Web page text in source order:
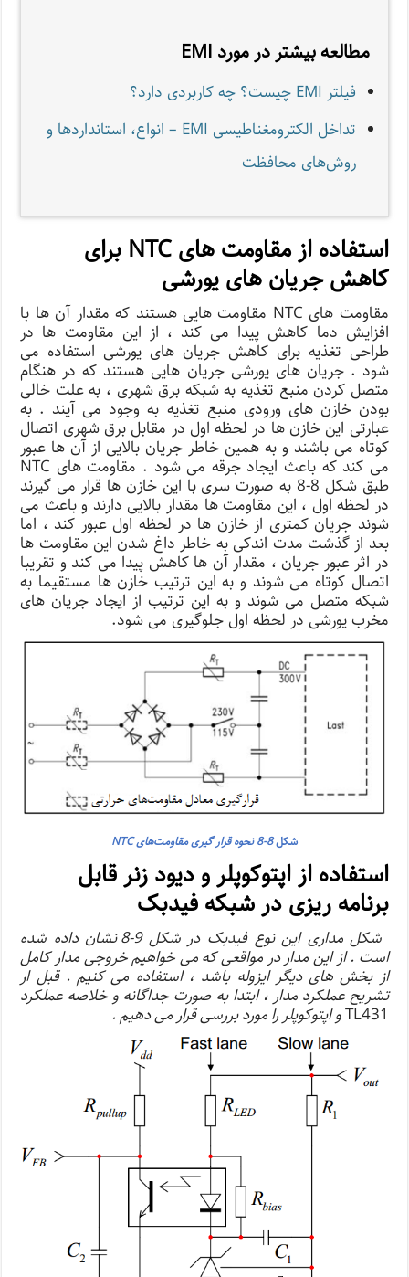
مطالعه بیشتر در مورد EMI
فیلتر EMI چیست؟ چه کاربردی دارد؟
تداخل الکترومغناطیسی EMI – انواع، استاندارد‌ها و
روش‌های محافظت
استفاده از مقاومت های NTC برای
کاهش جریان های یورشی
مقاومت های NTC مقاومت هایی هستند که مقدار آن ها با
افزایش دما کاهش پیدا می کند ، از این مقاومت ها در
طراحی تغذیه برای کاهش جریان های یورشی استفاده می
شود . جریان های یورشی جریان هایی هستند که در هنگام
متصل کردن منبع تغذیه به شبکه برق شهری ، به علت خالی
بودن خازن های ورودی منبع تغذیه به وجود می آیند . به
عبارتی این خازن ها در لحظه اول در مقابل برق شهری اتصال
کوتاه می باشند و به همین خاطر جریان بالایی از آن ها عبور
می کند که باعث ایجاد جرقه می شود . مقاومت های NTC
طبق شکل 8-8 به صورت سری با این خازن ها قرار می گیرند
در لحظه اول ، این مقاومت ها مقدار بالایی دارند و باعث می
شوند جریان کمتری از خازن ها در لحظه اول عبور کند ، اما
بعد از گذشت مدت اندکی به خاطر داغ شدن این مقاومت ها
در اثر عبور جریان ، مقدار آن ها کاهش پیدا می کند و تقریبا
اتصال کوتاه می شوند و به این ترتیب خازن ها مستقیما به
شبکه متصل می شوند و به این ترتیب از ایجاد جریان های
مخرب یورشی در لحظه اول جلوگیری می شود.
شکل8-8 نحوه قرار گیری مقاومت‌های NTC
استفاده از اپتوکوپلر و دیود زنر قابل
برنامه ریزی در شبکه فیدبک
شکل مداری این نوع فیدبک در شکل 9-8 نشان داده شده
است . از این مدار در مواقعی که می خواهیم خروجی مدار کامل
از بخش های دیگر ایزوله باشد ، استفاده می کنیم . قبل ار
تشریح عملکرد مدار ، ابتدا به صورت جداگانه و خلاصه عملکرد
TL431و اپتوکوپلر را مورد بررسی قرار می دهیم .